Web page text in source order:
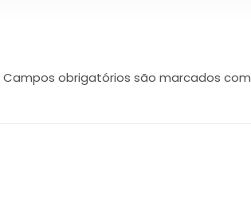
Campos obrigatórios são marcados com